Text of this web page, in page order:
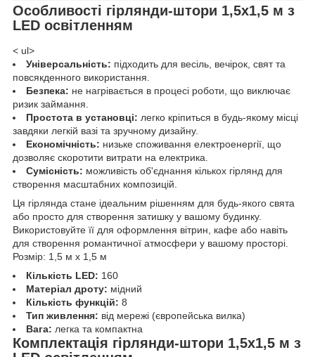
Особливості гірлянди-штори 1,5х1,5 м з
LED освітленням
< ul>
Універсальність: підходить для весіль, вечірок, свят та
повсякденного використання.
Безпека: не нагрівається в процесі роботи, що виключає
ризик займання.
Простота в установці: легко кріпиться в будь-якому місці
завдяки легкій вазі та зручному дизайну.
Економічність: низьке споживання електроенергії, що
дозволяє скоротити витрати на електрика.
Сумісність: можливість об'єднання кількох гірлянд для
створення масштабних композицій.
Ця гірлянда стане ідеальним рішенням для будь-якого свята
або просто для створення затишку у вашому будинку.
Використовуйте її для оформлення вітрин, кафе або навіть
для створення романтичної атмосфери у вашому просторі.
Розмір: 1,5 м х 1,5 м
Кількість LED: 160
Матеріал дроту: мідний
Кількість функцій: 8
Тип живлення: від мережі (європейська вилка)
Вага: легка та компактна
Комплектація гірлянди-штори 1,5х1,5 м з